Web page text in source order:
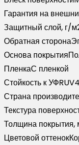
Гарантия на
Защитный слой, г/
Обратная сторона
Основа покрытия
ПленкаС пленкой
Стойкость к УФRUV4
Страна
Текстура
Толщина покрытия,
Цветовой оттенок